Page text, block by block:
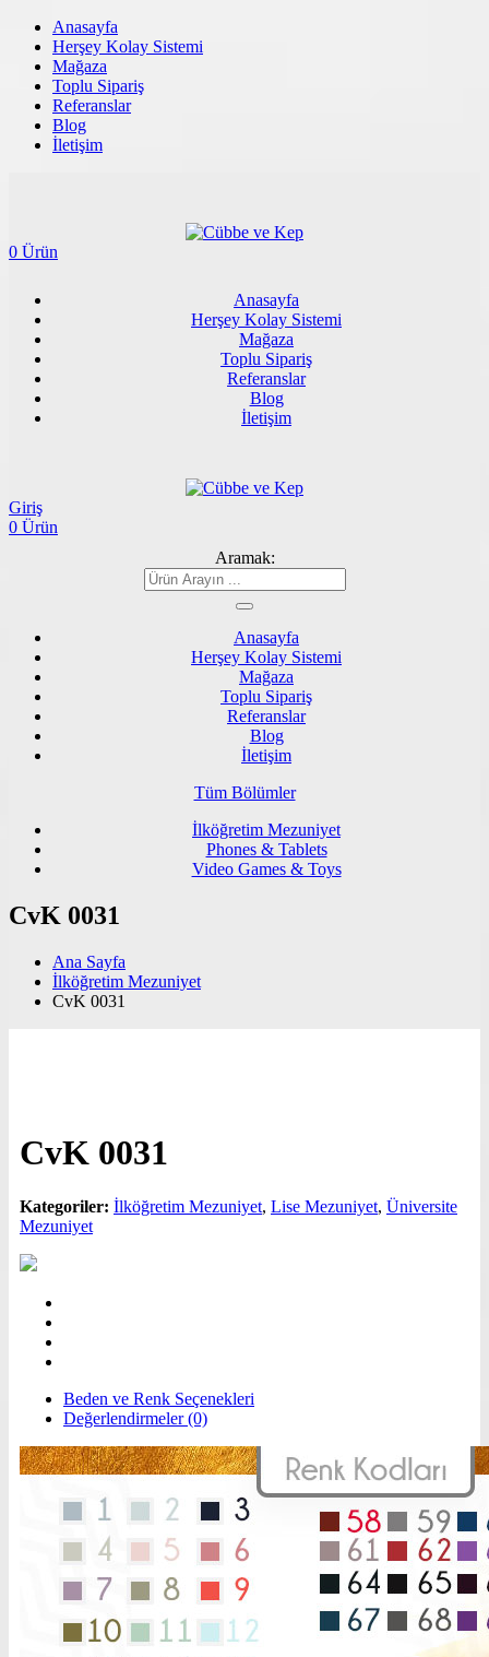
Anasayfa
Herşey Kolay Sistemi
Mağaza
Toplu Sipariş
Referanslar
Blog
İletişim
0 Ürün
Anasayfa
Herşey Kolay Sistemi
Mağaza
Toplu Sipariş
Referanslar
Blog
İletişim
Giriş
0 Ürün
Aramak:
Anasayfa
Herşey Kolay Sistemi
Mağaza
Toplu Sipariş
Referanslar
Blog
İletişim
Tüm Bölümler
İlköğretim Mezuniyet
Phones & Tablets
Video Games & Toys
CvK 0031
Ana Sayfa
İlköğretim Mezuniyet
CvK 0031
CvK 0031
Kategoriler: İlköğretim Mezuniyet, Lise Mezuniyet, Üniversite
Mezuniyet
Beden ve Renk Seçenekleri
Değerlendirmeler (0)